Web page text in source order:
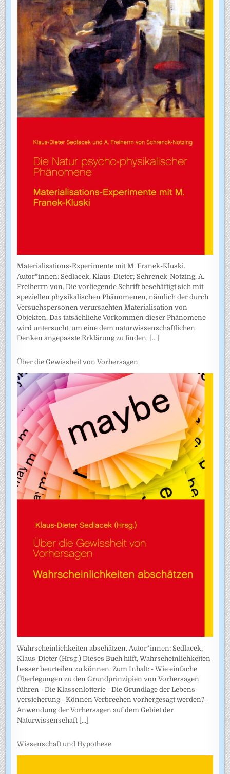
Materialisations-Experimente mit M. Franek-Kluski.
Autor*innen: Sedlacek, Klaus-Dieter; Schrenck-Notzing, A.
Freiherrn von. Die vorliegende Schrift beschäftigt sich mit
speziellen physikalischen Phänomenen, nämlich der durch
Versuchspersonen verursachten Materialisation von
Objekten. Das tatsächliche Vorkommen dieser Phänomene
wird untersucht, um eine dem naturwissenschaftlichen
Denken angepasste Erklärung zu finden. [...]
Über die Gewissheit von Vorhersagen
Wahrscheinlichkeiten abschätzen. Autor*innen: Sedlacek,
Klaus-Dieter (Hrsg.) Dieses Buch hilft, Wahrscheinlichkeiten
besser beurteilen zu können. Zum Inhalt: - Wie einfache
Überlegungen zu den Grundprinzipien von Vorhersagen
führen - Die Klassenlotterie - Die Grundlage der Lebens­
versicherung - Können Verbrechen vorhergesagt werden? -
Anwendung der Vorhersagen auf dem Gebiet der
Naturwissenschaft [...]
Wissenschaft und Hypothese